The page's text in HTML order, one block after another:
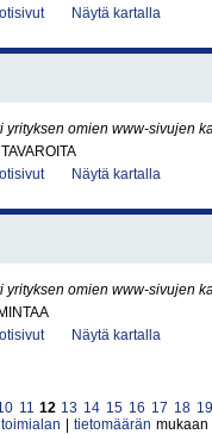
Näytä kartalla
yrityksen omien www-sivujen
Näytä kartalla
yrityksen omien www-sivujen
Näytä kartalla
11 12 13 14 15 16 17 18 19
toimialan tietomäärän mukaan